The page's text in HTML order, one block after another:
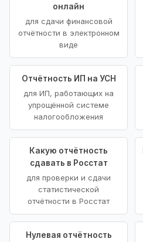
онлайн
для сдачи финансовой
отчётности в электронном
виде
Отчётность ИП на УСН
для ИП, работающих на
упрощённой системе
налогообложения
Какую отчётность
сдавать в Росстат
для проверки и сдачи
статистической
отчётности в Росстат
Нулевая отчётность